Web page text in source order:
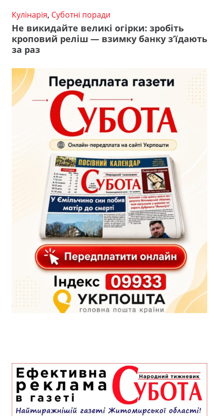
Кулінарія, Суботні поради
Не викидайте великі огірки: зробіть
кроповий реліш — взимку банку з’їдають
за раз